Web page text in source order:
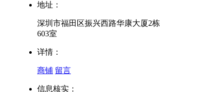
地址：
深圳市福田区振兴西路华康大厦2栋
603室
详情：
商铺 留言
信息核实：